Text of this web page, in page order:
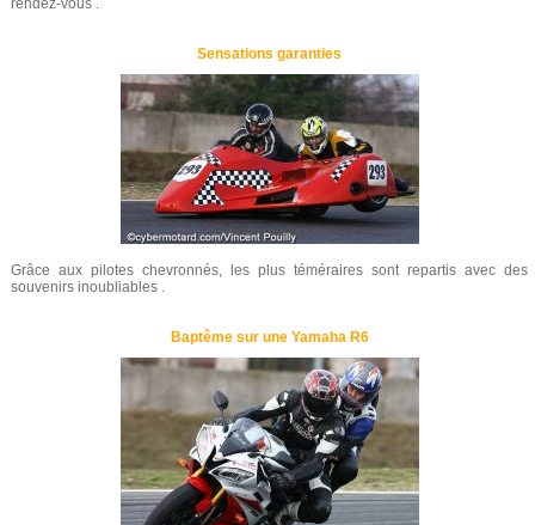
rendez-vous .
Sensations garanties
Grâce aux pilotes chevronnés, les plus téméraires sont repartis avec des
souvenirs inoubliables .
Baptême sur une Yamaha R6